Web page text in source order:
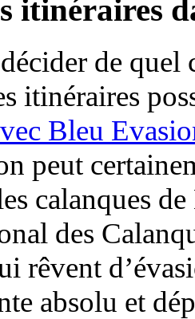
itinéraires
de
itinéraires
Bleu
peut
calanques
des
rêvent
absolu et